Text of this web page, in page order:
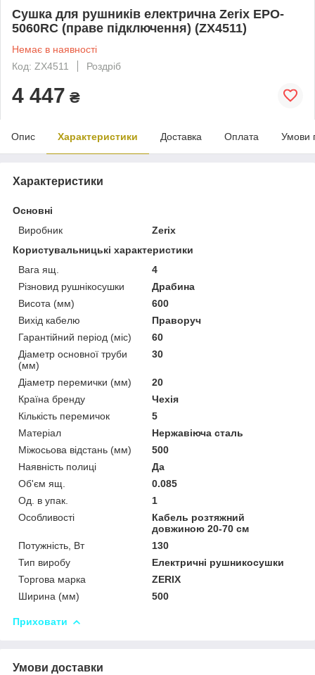
Сушка для рушників електрична Zerix EPO-
5060RC (праве підключення) (ZX4511)
Немає в наявності
Код: ZX4511
Роздріб
4 447 ₴
Опис Характеристики Доставка Оплата Умови
Характеристики
Основні
Виробник
Zerix
Користувальницькі характеристики
Вага ящ.
4
Різновид рушнікосушки
Драбина
Висота (мм)
600
Вихід кабелю
Праворуч
Гарантійний період (міс)
60
Діаметр основної труби
(мм)
30
Діаметр перемички (мм)
20
Країна бренду
Чехія
Кількість перемичок
5
Матеріал
Нержавіюча сталь
Міжосьова відстань (мм)
500
Наявність полиці
Да
Об'єм ящ.
0.085
Од. в упак.
1
Особливості
Кабель розтяжний
довжиною 20-70 см
Потужність, Вт
130
Тип виробу
Електричні рушникосушки
Торгова марка
ZERIX
Ширина (мм)
500
Приховати
Умови доставки